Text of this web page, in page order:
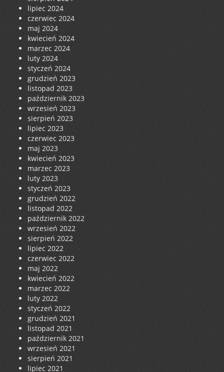
lipiec 2024
czerwiec 2024
maj 2024
kwiecień 2024
marzec 2024
luty 2024
styczeń 2024
grudzień 2023
listopad 2023
październik 2023
wrzesień 2023
sierpień 2023
lipiec 2023
czerwiec 2023
maj 2023
kwiecień 2023
marzec 2023
luty 2023
styczeń 2023
grudzień 2022
listopad 2022
październik 2022
wrzesień 2022
sierpień 2022
lipiec 2022
czerwiec 2022
maj 2022
kwiecień 2022
marzec 2022
luty 2022
styczeń 2022
grudzień 2021
listopad 2021
październik 2021
wrzesień 2021
sierpień 2021
lipiec 2021